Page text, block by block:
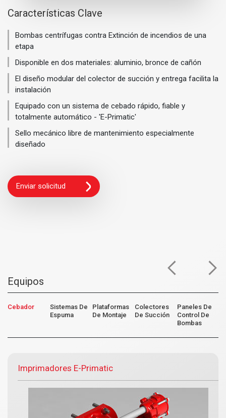
Características Clave
Bombas centrífugas contra Extinción de incendios de una
etapa
Disponible en dos materiales: aluminio, bronce de cañón
El diseño modular del colector de succión y entrega facilita la
instalación
Equipado con un sistema de cebado rápido, fiable y
totalmente automático - 'E-Primatic'
Sello mecánico libre de mantenimiento especialmente
diseñado
Enviar solicitud
Equipos
Cebador
Sistemas De
Espuma
Plataformas
De Montaje
Colectores
De Succión
Paneles De
Control De
Bombas
Imprimadores E-Primatic